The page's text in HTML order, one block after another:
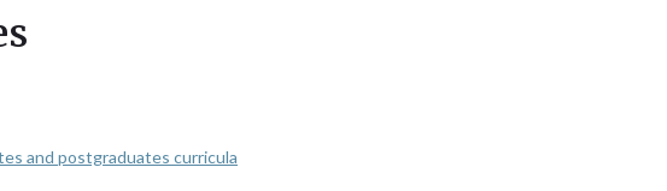
and postgraduates curricula